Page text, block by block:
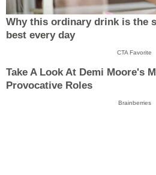
Why this ordinary drink is the
best every day
CTA Favorite
Take A Look At Demi Moore's
Provocative Roles
Brainberries